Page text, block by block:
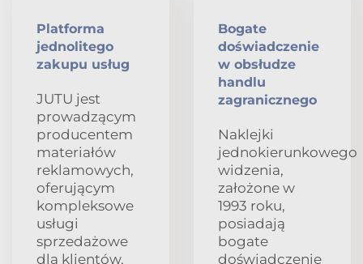
Platforma
jednolitego
zakupu usług
JUTU jest
prowadzącym
producentem
materiałów
reklamowych,
oferującym
kompleksowe
usługi
sprzedażowe
dla klientów.
Bogate
doświadczenie
w obsłudze
handlu
zagranicznego
Naklejki
jednokierunkowego
widzenia,
założone w
1993 roku,
posiadają
bogate
doświadczenie